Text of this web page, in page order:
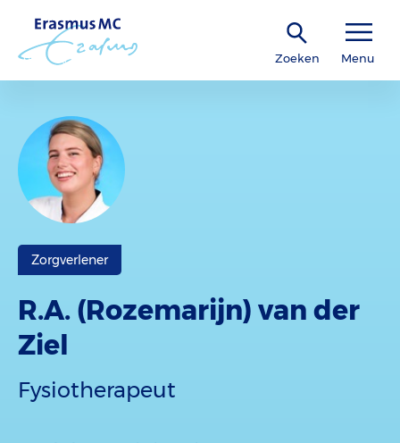
Zoeken Menu
Zorgverlener
R.A. (Rozemarijn) van der
Ziel
Fysiotherapeut